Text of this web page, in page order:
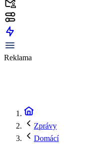
Reklama
Zprávy
Domácí